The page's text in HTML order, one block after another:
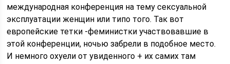
международная конференция на тему сексуальной
эксплуатации женщин или типо того. Так вот
европейские тетки -феминистки участвовавшие в
этой конференции, ночью забрели в подобное место.
И немного охуели от увиденного + их самих там